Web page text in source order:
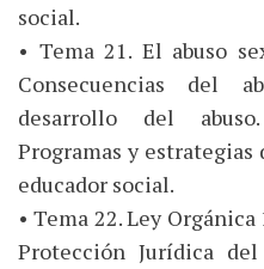
social.
• Tema 21. El abuso
Consecuencias del
desarrollo del
Programas y
educador social.
• Tema 22. Ley
Protección Jurídica